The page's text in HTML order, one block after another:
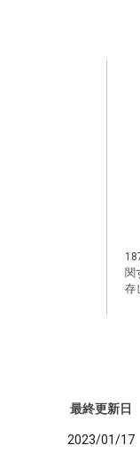
関
存
最終更新日
2023/01/17